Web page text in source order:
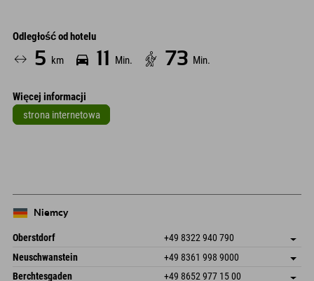
Odległość od hotelu
5 km 11 Min. 73 Min.
Więcej informacji
strona internetowa
Niemcy
Oberstdorf +49 8322 940 790
An der Breitach 3
87538 Fischen I. Allgäu
Niemcy
Zapisz adres
Informacje o przyjeździe
Książka
Neuschwanstein +49 8361 998 9000
An der Riese 45
Zapisz adres
Berchtesgaden +49 8652 977 15 00